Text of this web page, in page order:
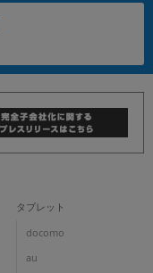
タブレット
docomo
au